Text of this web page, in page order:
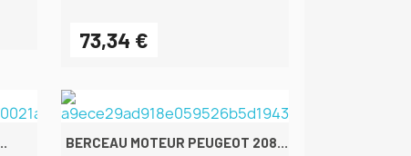
73,34 €
BERCEAU MOTEUR PEUGEOT 208...